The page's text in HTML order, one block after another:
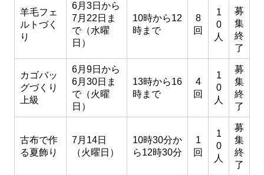
羊毛フェ
ルトづく
り
6月3日から
7月22日ま
で（水曜
日）
10時から12
時まで
8
回
1
0
人
募
集
終
了
カゴバッ
グづくり
上級
6月9日から
6月30日ま
で（火曜
日）
13時から16
時まで
4
回
1
0
人
募
集
終
了
古布で作
る夏飾り
7月14日
（火曜日）
10時30分か
ら12時30分
1
回
1
0
人
募
集
終
了